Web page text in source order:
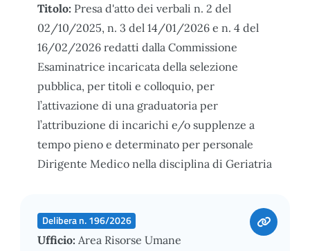
Titolo: Presa d'atto dei verbali n. 2 del
02/10/2025, n. 3 del 14/01/2026 e n. 4 del
16/02/2026 redatti dalla Commissione
Esaminatrice incaricata della selezione
pubblica, per titoli e colloquio, per
l’attivazione di una graduatoria per
l’attribuzione di incarichi e/o supplenze a
tempo pieno e determinato per personale
Dirigente Medico nella disciplina di Geriatria
Delibera n. 196/2026
Ufficio: Area Risorse Umane